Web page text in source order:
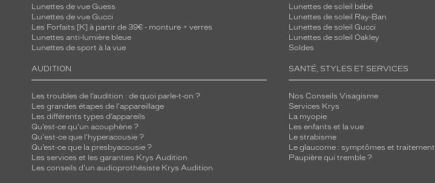
Lunettes de vue Guess
Lunettes de vue Gucci
Les Forfaits [K] à partir de 39€ - monture + verres
Lunettes anti-lumière bleue
Lunettes de sport à la vue
Lunettes de soleil bébé
Lunettes de soleil Ray-Ban
Lunettes de soleil Gucci
Lunettes de soleil Oakley
Soldes
AUDITION
Les troubles de l’audition : de quoi parle-t-on ?
Les grandes étapes de l'appareillage
Les différents types d’appareils
Qu’est-ce qu'un acouphène ?
Qu'est-ce que l'hyperacousie ?
Qu’est-ce que la presbyacousie ?
Les services et les garanties Krys Audition
Les conseils d'un audioprothésiste Krys Audition
SANTÉ, STYLES ET SERVICES
Nos Conseils Visagisme
Services Krys
La myopie
Les enfants et la vue
Le strabisme
Le glaucome : symptômes et traitement
Paupière qui tremble ?